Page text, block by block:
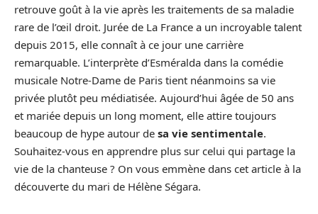
retrouve goût à la vie après les traitements de sa maladie
rare de l’œil droit. Jurée de La France a un incroyable talent
depuis 2015, elle connaît à ce jour une carrière
remarquable. L’interprète d’Esméralda dans la comédie
musicale Notre-Dame de Paris tient néanmoins sa vie
privée plutôt peu médiatisée. Aujourd’hui âgée de 50 ans
et mariée depuis un long moment, elle attire toujours
beaucoup de hype autour de sa vie sentimentale.
Souhaitez-vous en apprendre plus sur celui qui partage la
vie de la chanteuse ? On vous emmène dans cet article à la
découverte du mari de Hélène Ségara.